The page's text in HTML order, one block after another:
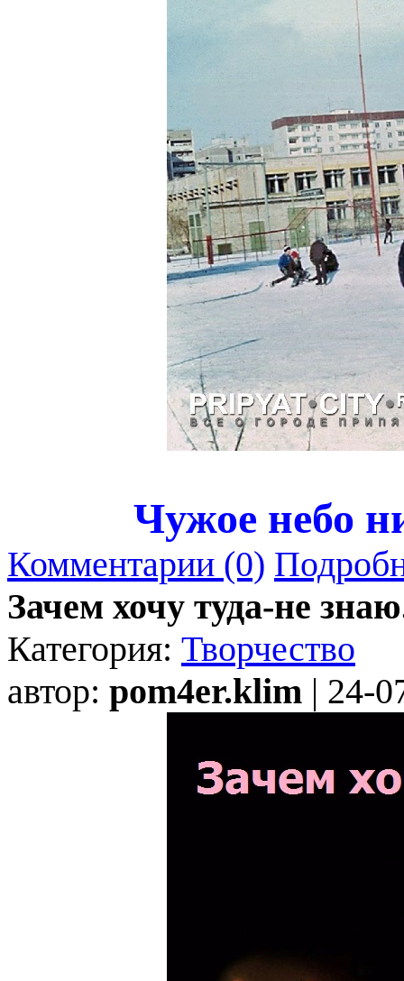
Чужое небо
Комментарии (0)
Зачем хочу туда-не
Категория: Творчество
автор: pom4er.klim | 24-